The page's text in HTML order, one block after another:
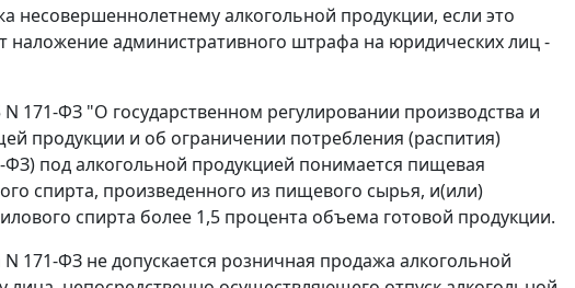
несовершеннолетнему алкогольной продукции, если это
наложение административного штрафа на юридических лиц -
171-ФЗ "О государственном регулировании производства и
продукции и об ограничении потребления (распития)
под алкогольной продукцией понимается пищевая
спирта, произведенного из пищевого сырья, и(или)
спирта более 1,5 процента объема готовой продукции.
171-ФЗ не допускается розничная продажа алкогольной